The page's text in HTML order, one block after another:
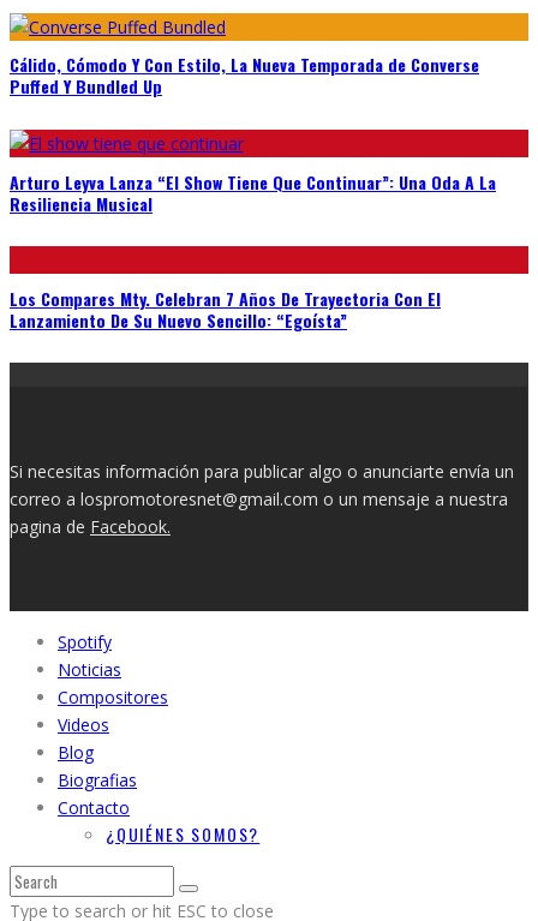
Cálido, Cómodo Y Con Estilo, La Nueva Temporada de Converse
Puffed Y Bundled Up
Arturo Leyva Lanza “El Show Tiene Que Continuar”: Una Oda A La
Resiliencia Musical
Los Compares Mty. Celebran 7 Años De Trayectoria Con El
Lanzamiento De Su Nuevo Sencillo: “Egoísta”
Si necesitas información para publicar algo o anunciarte envía un
correo a lospromotoresnet@gmail.com o un mensaje a nuestra
pagina de Facebook.
Spotify
Noticias
Compositores
Videos
Blog
Biografias
Contacto
¿QUIÉNES SOMOS?
Type to search or hit ESC to close